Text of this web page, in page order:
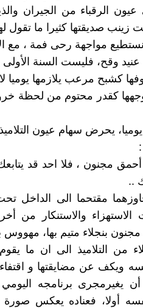
عيون الرقباء من الجيران
زينب صديقتها كثيرا ما تقول
مواجهة رحى فمة ، مع
وقح، فليست السنة الأولى
كشبح مرعب يلازمها يوميا
كقدر محتوم من لحظة
يحرض سهام عيون
أحمق مجنون ، فلا احد قد
..
مقتحما الى
والاستنكار من
بنجلاء متيم بها، مهووس
من التلاميذ الى ان ما
ويكف عن مضايقتها و اقتفاء
يغيرمجرى برنامجه
أولا، فعناده يعكس